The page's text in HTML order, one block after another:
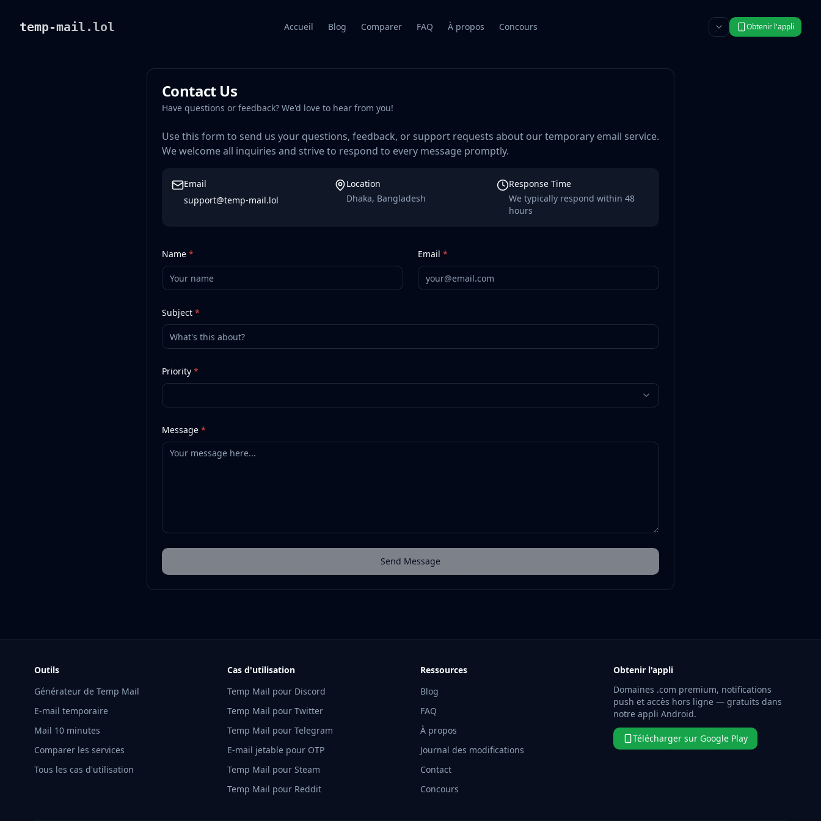
temp-mail.lol Accueil Blog Comparer FAQ À propos Concours Obtenir l'appli
Contact Us
Have questions or feedback? We'd love to hear from you!
Use this form to send us your questions, feedback, or support requests about our temporary email service.
We welcome all inquiries and strive to respond to every message promptly.
Email
support@temp-mail.lol
Location
Dhaka, Bangladesh
Response Time
We typically respond within 48
hours
Name * Email *
Subject *
Priority *
Message *
Send Message
Outils
Générateur de Temp Mail
E-mail temporaire
Mail 10 minutes
Comparer les services
Tous les cas d'utilisation
Cas d'utilisation
Temp Mail pour Discord
Temp Mail pour Twitter
Temp Mail pour Telegram
E-mail jetable pour OTP
Temp Mail pour Steam
Temp Mail pour Reddit
Ressources
Blog
FAQ
À propos
Journal des modifications
Contact
Concours
Obtenir l'appli
Domaines .com premium, notifications
push et accès hors ligne — gratuits dans
notre appli Android.
Télécharger sur Google Play